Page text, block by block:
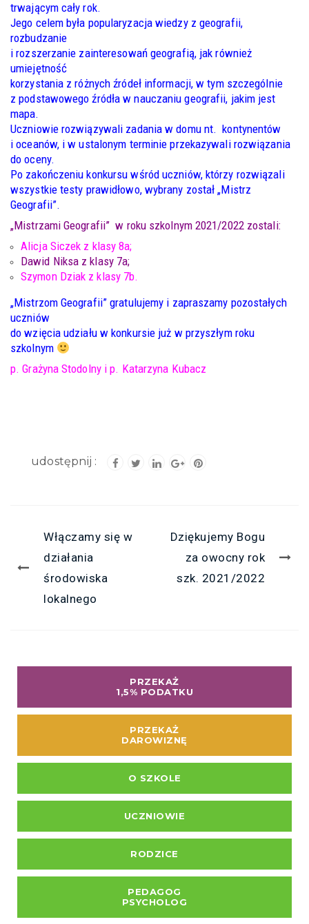
trwającym cały rok.
Jego celem była popularyzacja wiedzy z geografii,
rozbudzanie
i rozszerzanie zainteresowań geografią, jak również
umiejętność
korzystania z różnych źródeł informacji, w tym szczególnie
z podstawowego źródła w nauczaniu geografii, jakim jest
mapa.
Uczniowie rozwiązywali zadania w domu nt. kontynentów
i oceanów, i w ustalonym terminie przekazywali rozwiązania
do oceny.
Po zakończeniu konkursu wśród uczniów, którzy rozwiązali
wszystkie testy prawidłowo, wybrany został „Mistrz
Geografii”.
„Mistrzami Geografii” w roku szkolnym 2021/2022 zostali:
Alicja Siczek z klasy 8a;
Dawid Niksa z klasy 7a;
Szymon Dziak z klasy 7b.
„Mistrzom Geografii” gratulujemy i zapraszamy pozostałych
uczniów
do wzięcia udziału w konkursie już w przyszłym roku
szkolnym
p. Grażyna Stodolny i p. Katarzyna Kubacz
Włączamy się w
działania
środowiska
lokalnego
Dziękujemy Bogu
za owocny rok
szk. 2021/2022
PRZEKAŻ
1,5% PODATKU
PRZEKAŻ
DAROWIZNĘ
O SZKOLE
UCZNIOWIE
RODZICE
PEDAGOG
PSYCHOLOG